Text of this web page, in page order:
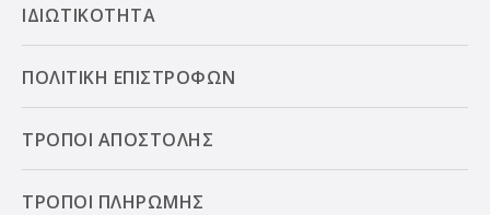
ΙΔΙΩΤΙΚΟΤΗΤΑ
ΠΟΛΙΤΙΚΗ ΕΠΙΣΤΡΟΦΩΝ
ΤΡΟΠΟΙ ΑΠΟΣΤΟΛΗΣ
ΤΡΟΠΟΙ ΠΛΗΡΩΜΗΣ